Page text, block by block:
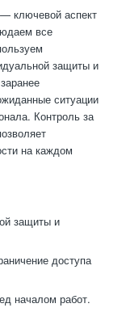
ключевой аспект
все
защиты и
ситуации
Контроль за
на каждом
защиты и
доступа
началом работ.